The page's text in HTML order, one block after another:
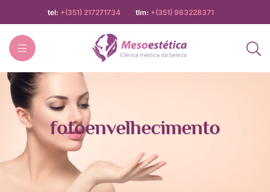
tel: +(351) 217271734 tlm: +(351) 963228371
Mesoestética
fotoenvelhecimento